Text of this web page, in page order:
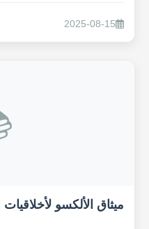
2025-08-15
ميثاق الألكسو